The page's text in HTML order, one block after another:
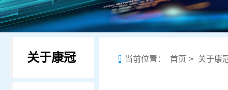
关于康冠 当前位置： 首页 > 关于康